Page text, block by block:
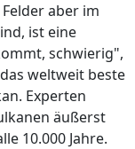
aber im
ist eine
schwierig",
weltweit beste
Experten
äußerst
10.000 Jahre.